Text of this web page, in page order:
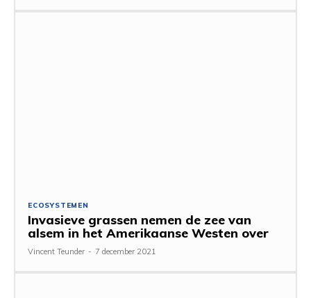
ECOSYSTEMEN
Invasieve grassen nemen de zee van
alsem in het Amerikaanse Westen over
Vincent Teunder - 7 december 2021